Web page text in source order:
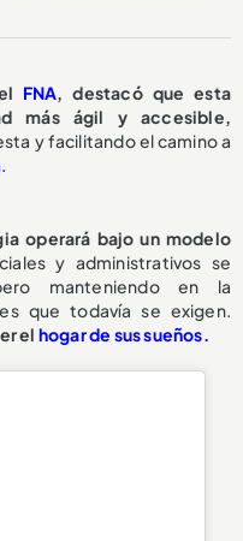
FNA, destacó que esta
más ágil y accesible,
y facilitando el camino a
operará bajo un modelo
y administrativos se
manteniendo en la
que todavía se exigen.
el hogar de sus sueños.